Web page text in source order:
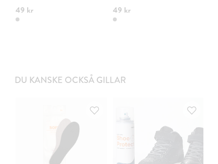
49 kr 49 kr
DU KANSKE OCKSÅ GILLAR